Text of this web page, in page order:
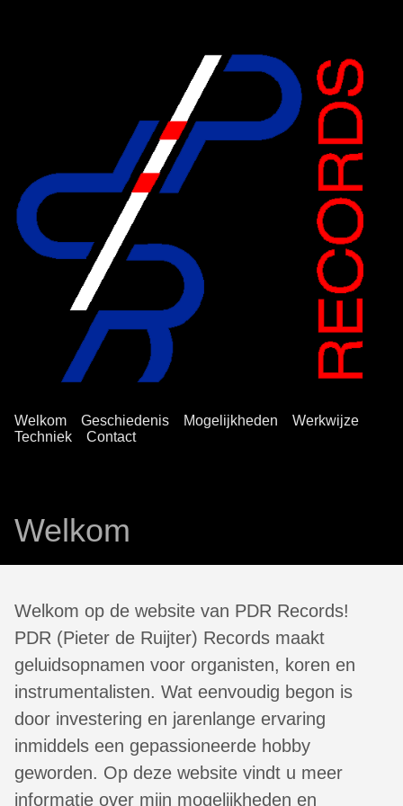
Welkom Geschiedenis Mogelijkheden
Werkwijze
Techniek
Contact
Welkom
Welkom op de website van PDR Records!
PDR (Pieter de Ruijter) Records maakt
geluidsopnamen voor organisten, koren en
instrumentalisten. Wat eenvoudig begon is
door investering en jarenlange ervaring
inmiddels een gepassioneerde hobby
geworden. Op deze website vindt u meer
informatie over mijn mogelijkheden en